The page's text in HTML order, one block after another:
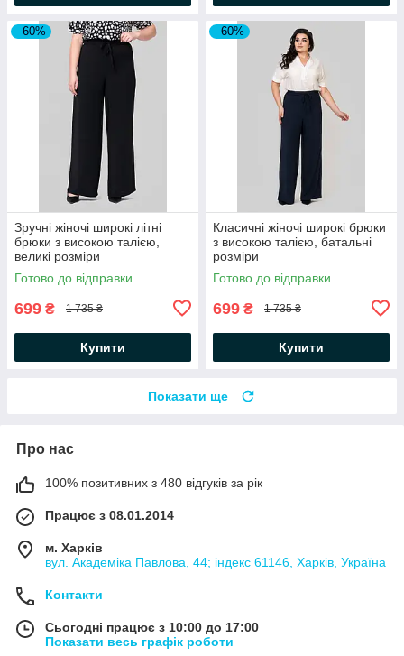
–60%
Зручні жіночі широкі літні
брюки з високою талією,
великі розміри
Готово до відправки
699 ₴ 1 735 ₴
Купити
–60%
Класичні жіночі широкі брюки
з високою талією, батальні
розміри
Готово до відправки
699 ₴ 1 735 ₴
Купити
Показати ще
Про нас
100% позитивних з 480 відгуків за рік
Працює з 08.01.2014
м. Харків
вул. Академіка Павлова, 44; індекс 61146, Харків, Україна
Контакти
Сьогодні працює з 10:00 до 17:00
Показати весь графік роботи